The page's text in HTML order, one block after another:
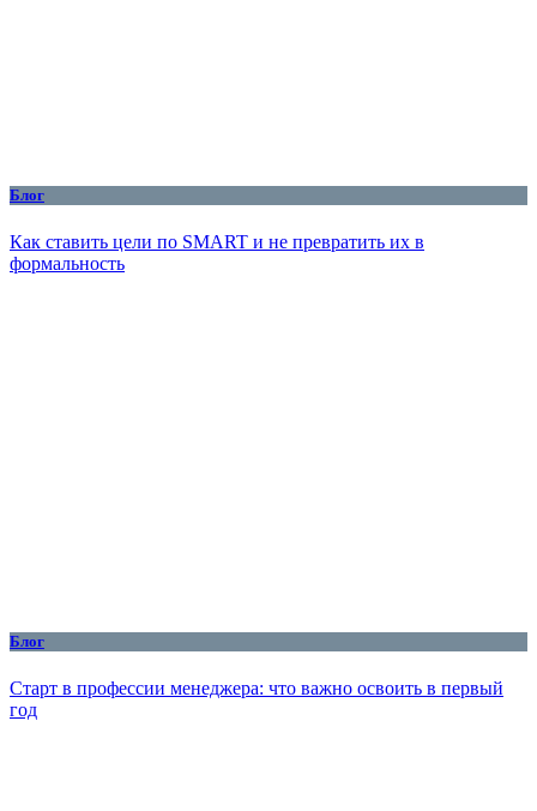
Блог
Как ставить цели по SMART и не превратить их в
формальность
Блог
Старт в профессии менеджера: что важно освоить в первый
год